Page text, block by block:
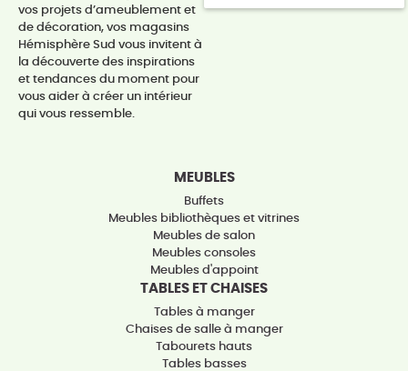
vos projets d’ameublement et
de décoration, vos magasins
Hémisphère Sud vous invitent à
la découverte des inspirations
et tendances du moment pour
vous aider à créer un intérieur
qui vous ressemble.
MEUBLES
Buffets
Meubles bibliothèques et vitrines
Meubles de salon
Meubles consoles
Meubles d'appoint
TABLES ET CHAISES
Tables à manger
Chaises de salle à manger
Tabourets hauts
Tables basses